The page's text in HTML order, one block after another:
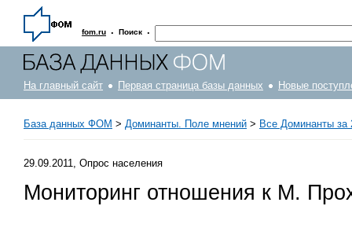
fom.ru · Поиск ·
На главный сайт Первая страница базы данных Новые
База данных ФОМ > Доминанты. Поле мнений > Все Доминанты за
29.09.2011, Опрос населения
Мониторинг отношения к М.